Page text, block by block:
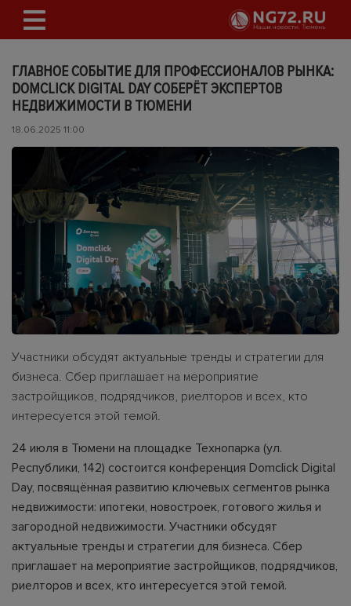
ГЛАВНОЕ СОБЫТИЕ ДЛЯ ПРОФЕССИОНАЛОВ РЫНКА:
DOMCLICK DIGITAL DAY СОБЕРЁТ ЭКСПЕРТОВ
НЕДВИЖИМОСТИ В ТЮМЕНИ
18.06.2025 11:00
Участники обсудят актуальные тренды и стратегии для
бизнеса. Сбер приглашает на мероприятие
застройщиков, подрядчиков, риелторов и всех, кто
интересуется этой темой.
24 июля в Тюмени на площадке Технопарка (ул.
Республики, 142) состоится конференция Domclick Digital
Day, посвящённая развитию ключевых сегментов рынка
недвижимости: ипотеки, новостроек, готового жилья и
загородной недвижимости. Участники обсудят
актуальные тренды и стратегии для бизнеса. Сбер
приглашает на мероприятие застройщиков, подрядчиков,
риелторов и всех, кто интересуется этой темой.